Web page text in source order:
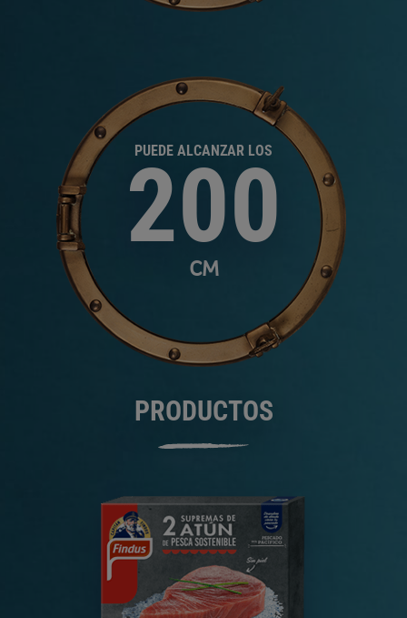
PUEDE ALCANZAR LOS
200
CM
PRODUCTOS